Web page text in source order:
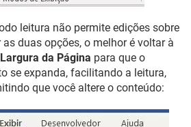
leitura não permite edições sobre
duas opções, o melhor é voltar à
Largura da Página para que o
se expanda, facilitando a leitura,
que você altere o conteúdo: